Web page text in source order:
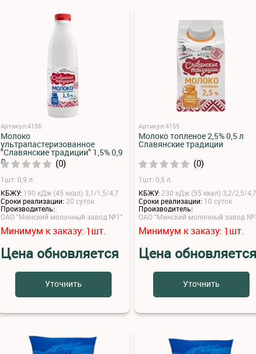
Артикул:4156
Молоко
ультрапастеризованное
"Славянские традиции" 1,5% 0,9
л (0)
1шт: 0,9 л.
КБЖУ: 190 кДж (45 ккал) 3,1/1,5/4,7
Сроки реализации: 20 суток
Производитель:
ОАО "Минский молочный завод №1"
Минимум к заказу: 1шт.
Цена обновляется
Уточнить
Артикул:4155
Молоко топленое 2,5% 0,5 л
Славянские традиции
(0)
1шт: 0,5 л.
КБЖУ: 230 кДж (55 ккал) 3,2/2,5/4,7
Сроки реализации: 10 суток
Производитель:
ОАО "Минский молочный завод
Минимум к заказу: 1шт.
Цена обновляется
Уточнить